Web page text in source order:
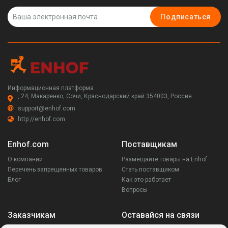
Подписаться
Информационная платформа
, 24, Макаренко, Сочи, Краснодарский край 354003, Россия
support@enhof.com
http://enhof.com
Enhof.com
О компании
Перечень запрещенных товаров
Блог
Поставщикам
Размещайте товары на Enhof
Стать поставщиком
Как это работает
Вопросы
Заказчикам Оставайся на связи